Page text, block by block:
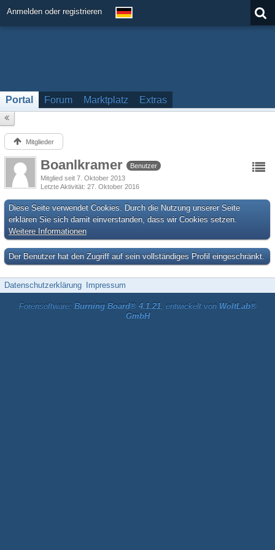
Anmelden oder registrieren
Portal Forum Marktplatz Extras
Mitglieder
Boanlkramer
Benutzer
Mitglied seit 7. Oktober 2013
Letzte Aktivität 27. Oktober 2016
Diese Seite verwendet Cookies. Durch die Nutzung unserer Seite
erklären Sie sich damit einverstanden, dass wir Cookies setzen.
Weitere Informationen
Der Benutzer hat den Zugriff auf sein vollständiges Profil eingeschränkt.
Datenschutzerklärung Impressum
Forensoftware: Burning Board® 4.1.21, entwickelt von WoltLab®
GmbH